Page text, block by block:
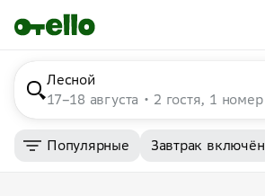
Лесной
17–18 августа
2 гостя, 1 номер
Популярные Завтрак включён